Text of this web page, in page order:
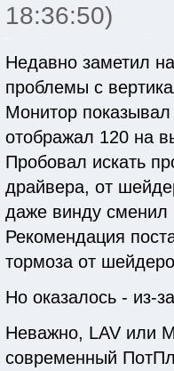
18:36:50)
Недавно заметил
проблемы с
Монитор
отображал 120 на
Пробовал искать
драйвера, от
даже винду сменил
Рекомендация
тормоза от
Но оказалось - из-
Неважно, LAV или
современный